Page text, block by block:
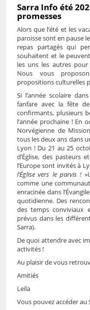
Sarra Info été
promesses
Alors que l’été et les
paroisse sont en pause
repas partagés qui
souhaitent et le
les uns les autres
Nous vous
propositions culturelles
Si l’année scolaire
fanfare avec la fête
confirmants, plusieurs
l’année prochaine ! En
Norvégienne de
tous les deux ans dans
Lyon ! Du 21 au 25
d’Église, des pasteurs
l’Europe sont invités à
l’Église vers le parvis !
comme une
enracinée dans
quotidienne. Des
des temps conviviaux
prévus dans les
Sarra).
De quoi attendre avec
activités !
Au plaisir de vous
Amitiés
Leïla
Vous pouvez accéder au